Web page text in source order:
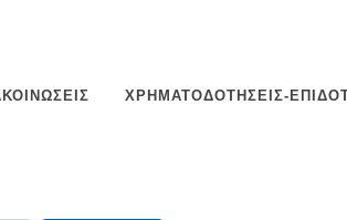
ΧΡΗΜΑΤΟΔΟΤΉΣΕΙΣ-